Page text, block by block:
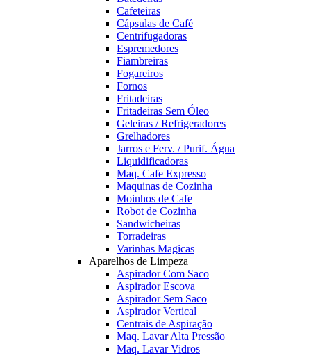
Cafeteiras
Cápsulas de Café
Centrifugadoras
Espremedores
Fiambreiras
Fogareiros
Fornos
Fritadeiras
Fritadeiras Sem Óleo
Geleiras / Refrigeradores
Grelhadores
Jarros e Ferv. / Purif. Água
Liquidificadoras
Maq. Cafe Expresso
Maquinas de Cozinha
Moinhos de Cafe
Robot de Cozinha
Sandwicheiras
Torradeiras
Varinhas Magicas
Aparelhos de Limpeza
Aspirador Com Saco
Aspirador Escova
Aspirador Sem Saco
Aspirador Vertical
Centrais de Aspiração
Maq. Lavar Alta Pressão
Maq. Lavar Vidros